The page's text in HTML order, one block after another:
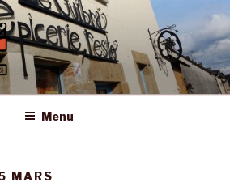
– ST SULPICE LA
• Bar – Epicerie – Resto
Menu
MARS